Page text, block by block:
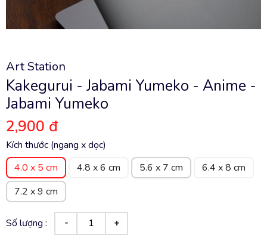
Art Station
Kakegurui - Jabami Yumeko - Anime -
Jabami Yumeko
2,900 đ
Kích thước (ngang x dọc)
4.0 x 5 cm
4.8 x 6 cm 5.6 x 7 cm
6.4 x 8 cm
7.2 x 9 cm
Số lượng :